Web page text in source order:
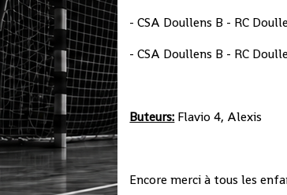
- CSA Doullens B - RC
- CSA Doullens B - RC
Buteurs: Flavio 4, Alexis
Encore merci à tous les